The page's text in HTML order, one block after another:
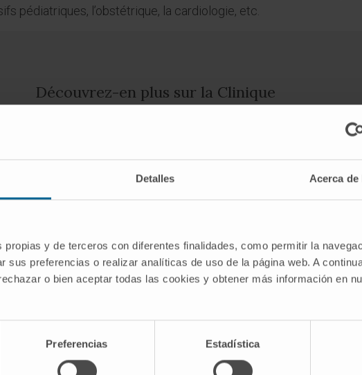
Detalles Acerca de
propias y de terceros con diferentes finalidades, como permitir la
sus preferencias o realizar analíticas de uso de la página web. A
o bien aceptar todas las cookies y obtener más información en
Preferencias Estadística
pédiatriques, l’obstétrique, la cardiologie, etc.
Découvrez-en plus sur la Clinique
La Clinique dispose de l’équipement
technologique de pointe le plus complet au
PLUS D’INFORMATIONS SUR NOTRE TECHNOLOGIE JE